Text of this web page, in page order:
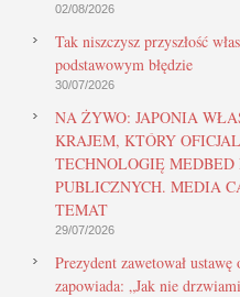
02/08/2026
Tak niszczysz przyszłość
podstawowym błędzie
30/07/2026
NA ŻYWO: JAPONIA
KRAJEM, KTÓRY
TECHNOLOGIĘ
PUBLICZNYCH. MEDIA
TEMAT
29/07/2026
Prezydent zawetował
zapowiada: „Jak nie